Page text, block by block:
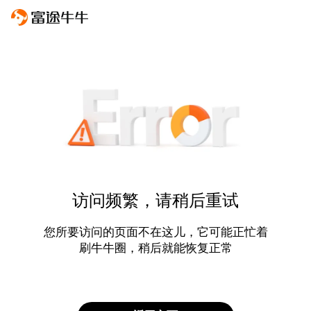
访问频繁，请稍后重试
您所要访问的页面不在这儿，它可能正忙着
刷牛牛圈，稍后就能恢复正常